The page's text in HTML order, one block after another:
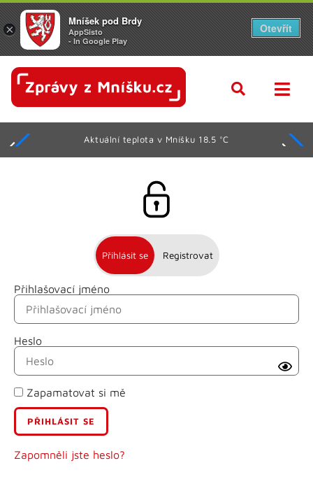
Aktuální teplota v Mníšku 18.5 °C
Přihlásit se Registrovat
Přihlašovací jméno
Heslo
Zapamatovat si mě
Zapomněli jste heslo?
Jméno
Příjmení
E-mail
Uživatelské jméno
×
Mníšek pod Brdy
AppSisto
- In Google Play
Otevřít